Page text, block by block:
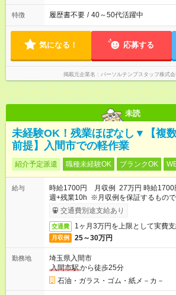
特徴 履歴書不要 / 40～50代活躍中
気になる！ 応募する
掲載元企業名 パーソルテンプスタッフ株式
未読
未経験OK！残業ほぼなし▼【複
前提】入間市での軽作業
紹介予定派遣 職種未経験OK ブランクOK
給与
時給1700円 月収例 27万円 時給1700
週+残業10h ※月収例を保証するもので
交通費別途支給あり
交通費 1ヶ月3万円を上限として実費
月収例 25～30万円
勤務地
埼玉県入間市
入間市駅から徒歩25分
石油・ガラス・ゴム・紙メ－カ－